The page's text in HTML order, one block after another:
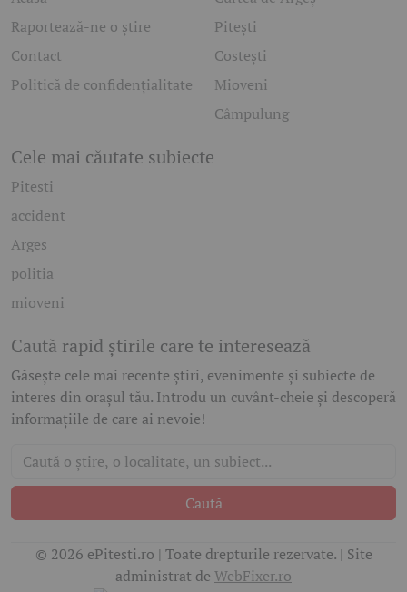
Raportează-ne o știre
Contact
Politică de confidențialitate
Pitești
Costești
Mioveni
Câmpulung
Cele mai căutate subiecte
Pitesti
accident
Arges
politia
mioveni
Caută rapid știrile care te interesează
Găsește cele mai recente știri, evenimente și subiecte de
interes din orașul tău. Introdu un cuvânt-cheie și descoperă
informațiile de care ai nevoie!
Caută
© 2026 ePitesti.ro | Toate drepturile rezervate. | Site
administrat de WebFixer.ro